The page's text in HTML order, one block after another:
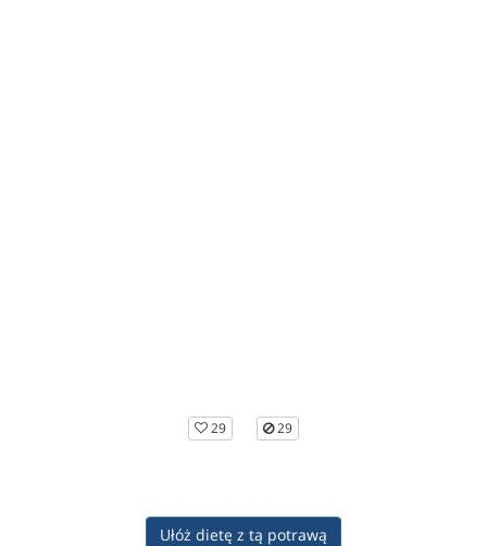
29 29
Ułóż dietę z tą potrawą